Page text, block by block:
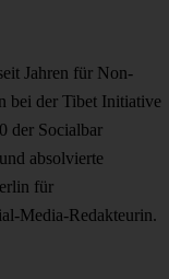
Jahren für Non-
bei der Tibet Initiative
der Socialbar
absolvierte
für
Media-Redakteurin.